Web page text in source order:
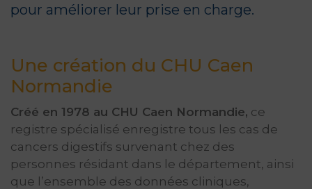
pour améliorer leur prise en charge.
Une création du CHU Caen
Normandie
Créé en 1978 au CHU Caen Normandie, ce
registre spécialisé enregistre tous les cas de
cancers digestifs survenant chez des
personnes résidant dans le département, ainsi
que l’ensemble des données cliniques,